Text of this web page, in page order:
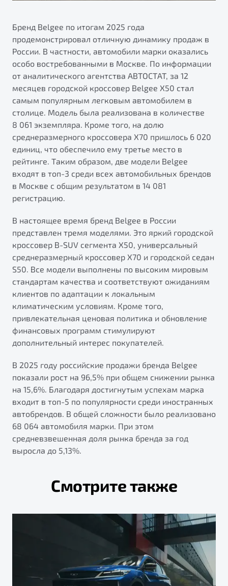
Элегантный и практичный седан
от 1 699 990 ₽*
Обзор В наличии
X70
Универсальный кроссовер
от 2 499 990 ₽*
Обзор В наличии
Узнайте о специальных выгодах при покупке
автомобиля Belgee
Подробно
Автомобили в наличии
Тест-драйв
Автокредит
Будьте еще более уверены на дорогах с программой
"Помощь на дорогах"
Преимущества программы
Запись на сервис
Калькулятор ТО
Клиентская поддержка
Бренд Belgee по итогам 2025 года
продемонстрировал отличную динамику продаж в
России. В частности, автомобили марки оказались
особо востребованными в Москве. По информации
от аналитического агентства АВТОСТАТ, за 12
месяцев городской кроссовер Belgee X50 стал
самым популярным легковым автомобилем в
столице. Модель была реализована в количестве
8 061 экземпляра. Кроме того, на долю
среднеразмерного кроссовера X70 пришлось 6 020
единиц, что обеспечило ему третье место в
рейтинге. Таким образом, две модели Belgee
входят в топ-3 среди всех автомобильных брендов
в Москве с общим результатом в 14 081
регистрацию.
В настоящее время бренд Belgee в России
представлен тремя моделями. Это яркий городской
кроссовер B-SUV сегмента X50, универсальный
среднеразмерный кроссовер X70 и городской седан
S50. Все модели выполнены по высоким мировым
стандартам качества и соответствуют ожиданиям
клиентов по адаптации к локальным
климатическим условиям. Кроме того,
привлекательная ценовая политика и обновление
финансовых программ стимулируют
дополнительный интерес покупателей.
В 2025 году российские продажи бренда Belgee
показали рост на 96,5% при общем снижении рынка
на 15,6%. Благодаря достигнутым успехам марка
входит в топ-5 по популярности среди иностранных
автобрендов. В общей сложности было реализовано
68 064 автомобиля марки. При этом
средневзвешенная доля рынка бренда за год
выросла до 5,13%.
Смотрите также